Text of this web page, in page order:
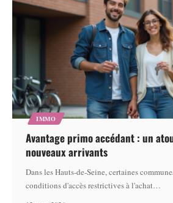
IMMO
Avantage primo accédant : un
nouveaux arrivants
Dans les Hauts-de-Seine, certaines
conditions d'accès restrictives à l'achat…